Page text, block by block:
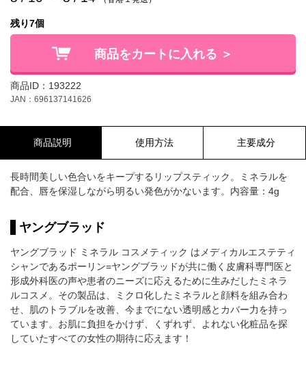
残り7個
商品をカートに入れる ＞
商品ID：193222
JAN：696137141626
商品説明 使用方法 主要成分
長時間美しい色合いをキープするリップスティック。ミネラルを
配合、唇を保湿しながら明るい発色がかないます。内容量：4g
ヤングブラッド
ヤングブラッド ミネラル コスメティック はメディカルエステティ
シャンであるポーリン=ヤングブラッドが共に働く皮膚科専門医と
形成外科医の声や患者のニーズに応えるために生みだしたミネラ
ルコスメ。その製品は、ミクロ化したミネラルと顔料を組み合わ
せ、肌のトラブルを改善、今までにない透明感とカバー力を持っ
ています。お肌に負担をかけず、くずれず、よれない化粧品を探
していたすべての女性の期待に応えます！